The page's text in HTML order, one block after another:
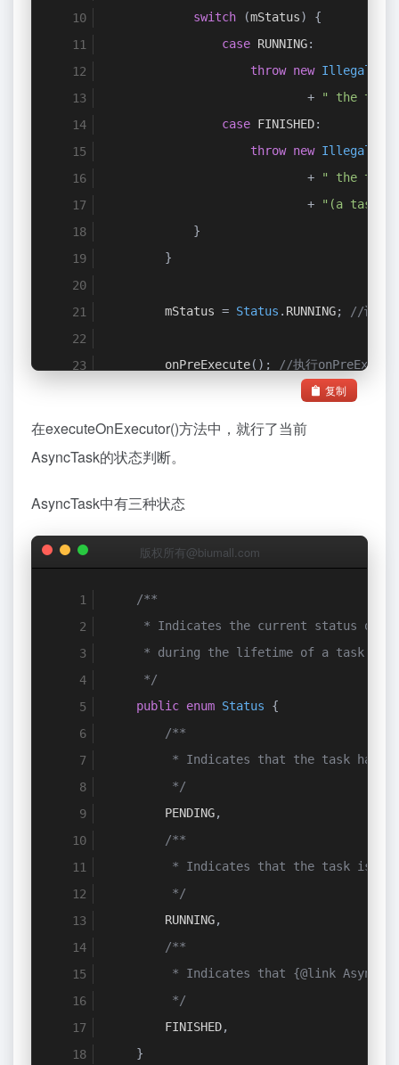
switch
(mStatus)
{
case RUNNING:
throw new
+
" the task
case FINISHED:
throw new
+
" the task
+
"(a task
}
}
        mStatus
= Status . RUNNING; //设置
        onPreExecute
(); //执行
        mWorker
mParams
return
复制
在executeOnExecutor()方法中，就行了当前
AsyncTask的状态判断。
AsyncTask中有三种状态
版权所有@biumall.com
/**
* Indicates the current status of
     * during the lifetime of a task.
     */
public enum Status
{
/**
* Indicates that the task has
         */
        PENDING
,
/**
* Indicates that the task is
         */
        RUNNING
,
/**
* Indicates that {@link
         */
        FINISHED
,
}